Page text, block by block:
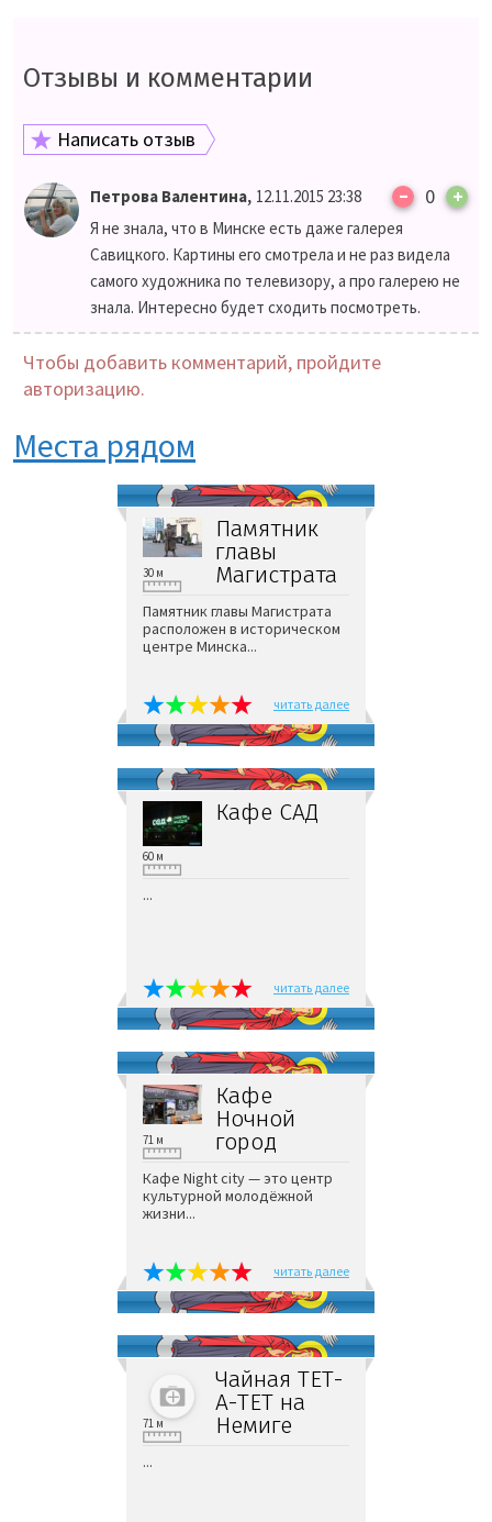
Отзывы и комментарии
Написать отзыв
Петрова Валентина, 12.11.2015 23:38 – 0 +
Я не знала, что в Минске есть даже галерея
Савицкого. Картины его смотрела и не раз видела
самого художника по телевизору, а про галерею не
знала. Интересно будет сходить посмотреть.
Чтобы добавить комментарий, пройдите
авторизацию.
Места рядом
Памятник
главы
Магистрата
30 м
Памятник главы Магистрата
расположен в историческом
центре Минска...
читать далее
Кафе САД
60 м
...
читать далее
Кафе
Ночной
город
71 м
Кафе Night city — это центр
культурной молодёжной
жизни...
читать далее
Чайная ТЕТ-
А-ТЕТ на
Немиге
71 м
...